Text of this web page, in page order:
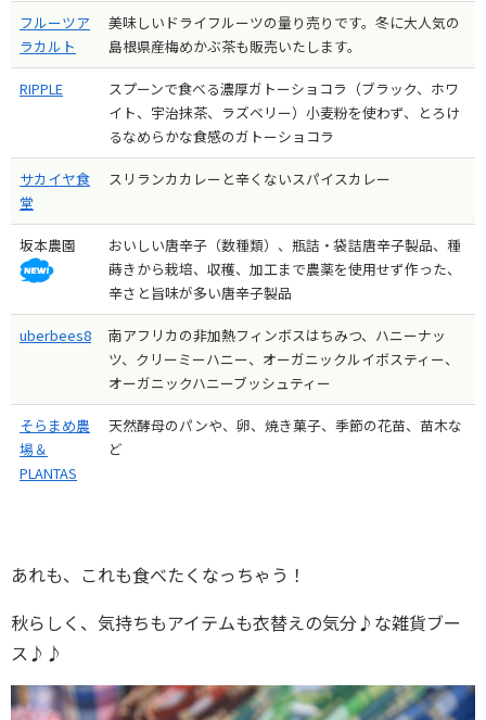
フルーツア
ラカルト
美味しいドライフルーツの量り売りです。冬に大人気の
島根県産梅めかぶ茶も販売いたします。
RIPPLE
スプーンで食べる濃厚ガトーショコラ（ブラック、ホワ
イト、宇治抹茶、ラズベリー）小麦粉を使わず、とろけ
るなめらかな食感のガトーショコラ
サカイヤ食
堂
スリランカカレーと辛くないスパイスカレー
坂本農園
おいしい唐辛子（数種類）、瓶詰・袋詰唐辛子製品、種
蒔きから栽培、収穫、加工まで農薬を使用せず作った、
辛さと旨味が多い唐辛子製品
uberbees8
南アフリカの非加熱フィンボスはちみつ、ハニーナッ
ツ、クリーミーハニー、オーガニックルイボスティー、
オーガニックハニーブッシュティー
そらまめ農
場＆
PLANTAS
天然酵母のパンや、卵、焼き菓子、季節の花苗、苗木な
ど
あれも、これも食べたくなっちゃう！
秋らしく、気持ちもアイテムも衣替えの気分♪な雑貨ブー
ス♪♪